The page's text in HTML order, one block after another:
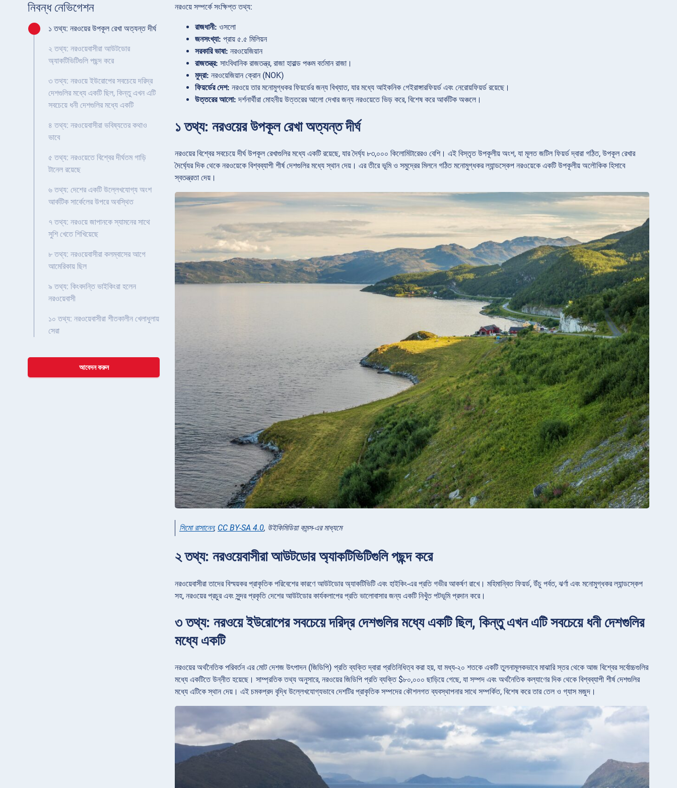
নিবন্ধ নেভিগেশন
১ তথ্য: নরওয়ের উপকূল রেখা অত্যন্ত দীর্ঘ
২ তথ্য: নরওয়েবাসীরা আউটডোর
অ্যাকটিভিটিগুলি পছন্দ করে
৩ তথ্য: নরওয়ে ইউরোপের সবচেয়ে দরিদ্র
দেশগুলির মধ্যে একটি ছিল, কিন্তু এখন এটি
সবচেয়ে ধনী দেশগুলির মধ্যে একটি
৪ তথ্য: নরওয়েবাসীরা ভবিষ্যতের কথাও
ভাবে
৫ তথ্য: নরওয়েতে বিশ্বের দীর্ঘতম গাড়ি
টানেল রয়েছে
৬ তথ্য: দেশের একটি উল্লেখযোগ্য অংশ
আর্কটিক সার্কেলের উপরে অবস্থিত
৭ তথ্য: নরওয়ে জাপানকে স্যামনের সাথে
সুশি খেতে শিখিয়েছে
৮ তথ্য: নরওয়েবাসীরা কলম্বাসের আগে
আমেরিকায় ছিল
৯ তথ্য: কিংবদন্তি ভাইকিংরা হলেন
নরওয়েবাসী
১০ তথ্য: নরওয়েবাসীরা শীতকালীন খেলাধুলায়
সেরা
আবেদন করুন
নরওয়ে সম্পর্কে সংক্ষিপ্ত তথ্য:
রাজধানী: ওসলো
জনসংখ্যা: প্রায় ৫.৫ মিলিয়ন
সরকারি ভাষা: নরওয়েজিয়ান
রাজতন্ত্র: সাংবিধানিক রাজতন্ত্র, রাজা হারাল্ড পঞ্চম বর্তমান রাজা।
মুদ্রা: নরওয়েজিয়ান ক্রোন (NOK)
ফিয়র্ডের দেশ: নরওয়ে তার মনোমুগ্ধকর ফিয়র্ডের জন্য বিখ্যাত, যার মধ্যে আইকনিক গেইরাঙ্গারফিয়র্ড এবং নেরোয়ফিয়র্ড রয়েছে।
উত্তরের আলো: দর্শনার্থীরা মোহনীয় উত্তরের আলো দেখার জন্য নরওয়েতে ভিড় করে, বিশেষ করে আর্কটিক অঞ্চলে।
১ তথ্য: নরওয়ের উপকূল রেখা অত্যন্ত দীর্ঘ
নরওয়ের বিশ্বের সবচেয়ে দীর্ঘ উপকূল রেখাগুলির মধ্যে একটি রয়েছে, যার দৈর্ঘ্য ৮৩,০০০ কিলোমিটারেরও বেশি। এই বিস্তৃত উপকূলীয় অংশ, যা মূলত জটিল ফিয়র্ড দ্বারা গঠিত, উপকূল রেখার
দৈর্ঘ্যের দিক থেকে নরওয়েকে বিশ্বব্যাপী শীর্ষ দেশগুলির মধ্যে স্থান দেয়। এর তীরে ভূমি ও সমুদ্রের মিলনে গঠিত মনোমুগ্ধকর ল্যান্ডস্কেপ নরওয়েকে একটি উপকূলীয় অলৌকিক হিসাবে
স্বতন্ত্রতা দেয়।
সিমো রাসানেন, CC BY-SA 4.0, উইকিমিডিয়া কমন্স-এর মাধ্যমে
২ তথ্য: নরওয়েবাসীরা আউটডোর অ্যাকটিভিটিগুলি পছন্দ করে
নরওয়েবাসীরা তাদের বিস্ময়কর প্রাকৃতিক পরিবেশের কারণে আউটডোর অ্যাকটিভিটি এবং হাইকিং-এর প্রতি গভীর আকর্ষণ রাখে। মহিমান্বিত ফিয়র্ড, উঁচু পর্বত, ঝর্ণা এবং মনোমুগ্ধকর ল্যান্ডস্কেপ
সহ, নরওয়ের প্রচুর এবং সুন্দর প্রকৃতি দেশের আউটডোর কার্যকলাপের প্রতি ভালোবাসার জন্য একটি নিখুঁত পটভূমি প্রদান করে।
৩ তথ্য: নরওয়ে ইউরোপের সবচেয়ে দরিদ্র দেশগুলির মধ্যে একটি ছিল, কিন্তু এখন এটি সবচেয়ে ধনী দেশগুলির
মধ্যে একটি
নরওয়ের অর্থনৈতিক পরিবর্তন এর মোট দেশজ উৎপাদন (জিডিপি) প্রতি ব্যক্তি দ্বারা প্রতিনিধিত্ব করা হয়, যা মধ্য-২০ শতকে একটি তুলনামূলকভাবে মাঝারি স্তর থেকে আজ বিশ্বের সর্বোচ্চগুলির
মধ্যে একটিতে উন্নীত হয়েছে। সাম্প্রতিক তথ্য অনুসারে, নরওয়ের জিডিপি প্রতি ব্যক্তি $৮০,০০০ ছাড়িয়ে গেছে, যা সম্পদ এবং অর্থনৈতিক কল্যাণের দিক থেকে বিশ্বব্যাপী শীর্ষ দেশগুলির
মধ্যে এটিকে স্থান দেয়। এই চমকপ্রদ বৃদ্ধি উল্লেখযোগ্যভাবে দেশটির প্রাকৃতিক সম্পদের কৌশলগত ব্যবস্থাপনার সাথে সম্পর্কিত, বিশেষ করে তার তেল ও গ্যাস মজুদ।